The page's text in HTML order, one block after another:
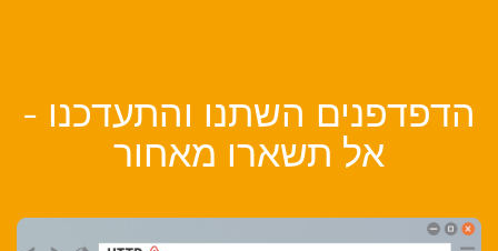
הדפדפנים השתנו והתעדכנו -
אל תשארו מאחור